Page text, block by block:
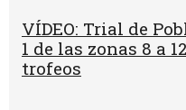
VÍDEO: Trial de
1 de las zonas 8 a
trofeos